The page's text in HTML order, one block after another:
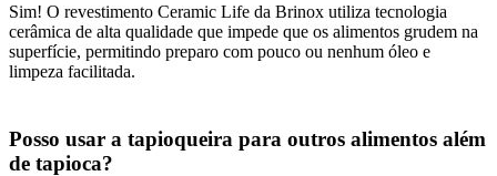
Sim! O revestimento Ceramic Life da Brinox utiliza tecnologia
cerâmica de alta qualidade que impede que os alimentos grudem na
superfície, permitindo preparo com pouco ou nenhum óleo e
limpeza facilitada.
Posso usar a tapioqueira para outros alimentos além
de tapioca?